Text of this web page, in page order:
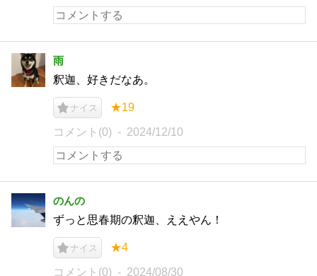
雨
釈迦、好きだなあ。
ナイス ★19
コメント(0) 2024/12/10
のんの
ずっと思春期の釈迦、ええやん！
ナイス ★4
コメント(0) 2024/08/30